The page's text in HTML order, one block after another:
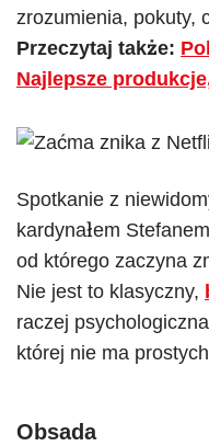
zrozumienia, pokuty,
Przeczytaj także:
Najlepsze
Spotkanie z
kardynałem
od którego zaczyna
Nie jest to klasyczny,
raczej
której nie ma
Obsada